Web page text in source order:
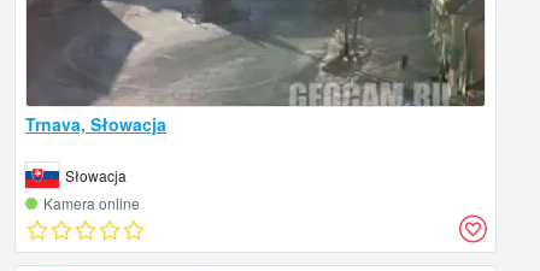
Trnava, Słowacja
Słowacja
Kamera online